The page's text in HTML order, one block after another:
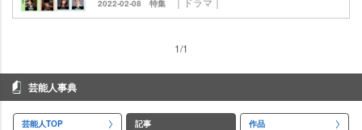
2022-02-08 特集
1/1
芸能人事典
芸能人TOP 記事 作品